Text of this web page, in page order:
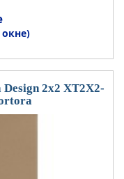
2x2 XT2X2-